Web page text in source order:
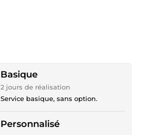
Basique
2 jours de réalisation
Service basique, sans option.
Personnalisé